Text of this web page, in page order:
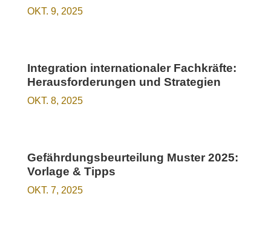
OKT. 9, 2025
Integration internationaler Fachkräfte:
Herausforderungen und Strategien
OKT. 8, 2025
Gefährdungsbeurteilung Muster 2025:
Vorlage & Tipps
OKT. 7, 2025